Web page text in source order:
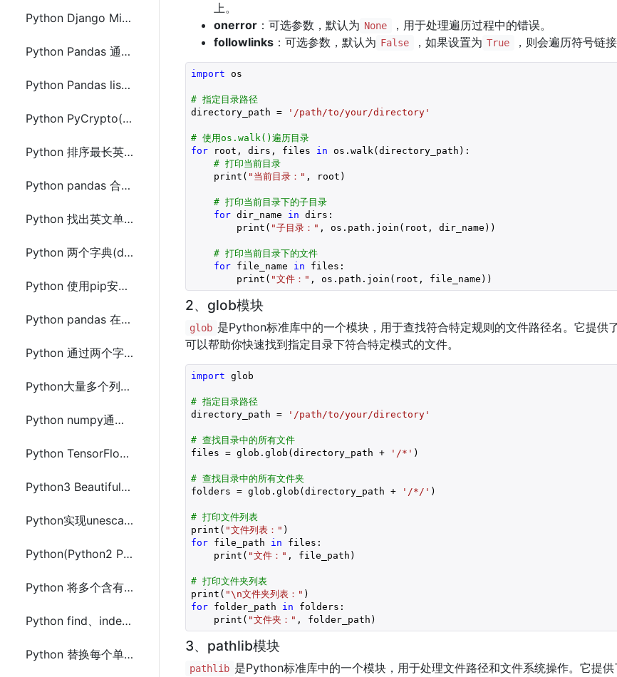
Python Django Middleware中间件限制IP访问频率及判断搜索引擎爬虫
Python Pandas 通过读取txt文件内容创建DataFrame
Python Pandas list(列表)数据列拆分成多行的方法
Python PyCrypto(PyCryptodome) ASE实现对文件加密和解密方法
Python 排序最长英文单词链(列表中前一个单词末字母是下一个单词的首字母)
Python pandas 合并两个或多个DataFrame的方法代码
Python 找出英文单词列表(list)中最长单词链
Python 两个字典(dic)中相同key合并(value分别作合成后字典key和value)
Python 使用pip安装 tld 报错：Cannot uninstall 'six'
Python pandas 在给定的日期范围内生成多个随机日期
Python 通过两个字符串(分隔符)分割拆(split)分字符串的方法代码总结
Python大量多个列表(list)合并(合并有相同元素的列表)
Python numpy通过一定规则重复数据组中的数据
Python TensorFlow(CPU版和GPU版) 安装配置及简单示例代码
Python3 BeautifulSoup安装及爬取网站网页示例代码
Python实现unescape解码JS(escape,encodeURI等方法)url编码字符串
Python(Python2 Python3)读写配置文件(ConfigParser)方法
Python 将多个含有重复元素的列表合并为唯一分组列表
Python find、index和re.search查找包含字符串不区分大小的方法
Python 替换每个单词中的第一个字符的方法及示例代码
上。
onerror ：可选参数，默认为 None
，用于处理遍历过程中的错误。
followlinks ：可选参数，默认为 False ，如果设置为 True ，则会遍历符号链
import os
# 指定目录路径
directory_path =
'/path/to/your/directory'
# 使用os.walk()遍历目录
for root, dirs, files in os.walk(directory_path):
# 打印当前目录
    print(
"当前目录：" , root)
# 打印当前目录下的子目录
for dir_name in dirs:
        print(
"子目录：" , os.path.join(root, dir_name))
# 打印当前目录下的文件
for file_name in files:
        print(
"文件：" , os.path.join(root, file_name))
2、glob模块
glob 是Python标准库中的一个模块，用于查找符合特定规则的文件路径名。它提供
可以帮助你快速找到指定目录下符合特定模式的文件。
import glob
# 指定目录路径
directory_path =
'/path/to/your/directory'
# 查找目录中的所有文件
files = glob.glob(directory_path +
'/*' )
# 查找目录中的所有文件夹
folders = glob.glob(directory_path +
'/*/' )
# 打印文件列表
print( "文件列表："
for file_path in files:
    print(
"文件：" , file_path)
# 打印文件夹列表
print( "\n文件夹列表："
for folder_path in folders:
    print(
"文件夹：" , folder_path)
3、pathlib模块
pathlib 是Python标准库中的一个模块，用于处理文件路径和文件系统操作。它提